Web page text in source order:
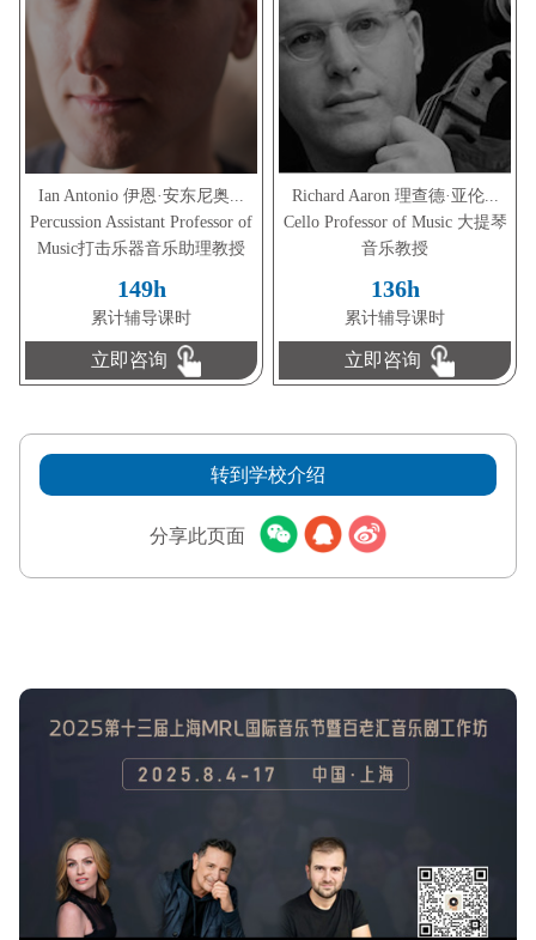
Ian Antonio 伊恩·安东尼奥...
Percussion Assistant Professor of
Music打击乐器音乐助理教授
149h
累计辅导课时
立即咨询
Richard Aaron 理查德·亚伦...
Cello Professor of Music 大提琴
音乐教授
136h
累计辅导课时
立即咨询
转到学校介绍
分享此页面